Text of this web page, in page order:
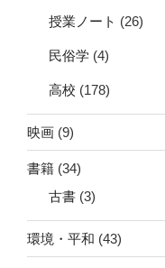
授業ノート (26)
民俗学 (4)
高校 (178)
映画 (9)
書籍 (34)
古書 (3)
環境・平和 (43)